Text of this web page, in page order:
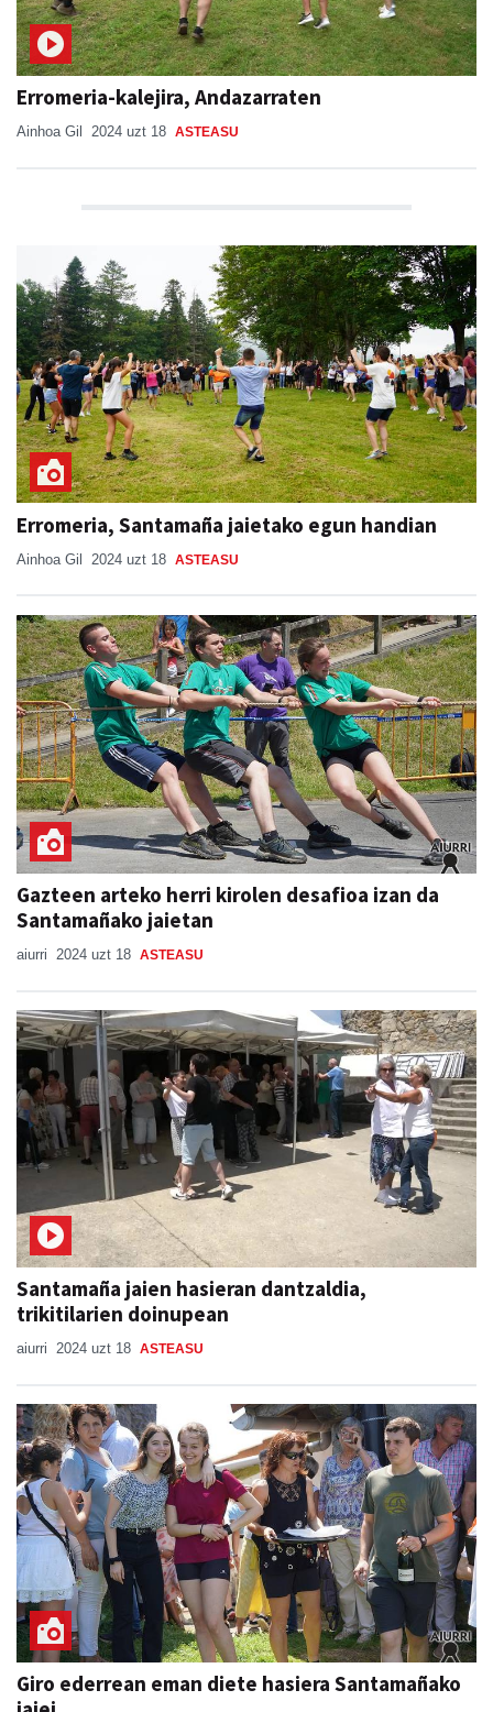
Erromeria-kalejira, Andazarraten
Ainhoa Gil 2024 uzt 18 ASTEASU
Erromeria, Santamaña jaietako egun handian
Ainhoa Gil 2024 uzt 18 ASTEASU
Gazteen arteko herri kirolen desafioa izan da
Santamañako jaietan
aiurri 2024 uzt 18 ASTEASU
Santamaña jaien hasieran dantzaldia,
trikitilarien doinupean
aiurri 2024 uzt 18 ASTEASU
Giro ederrean eman diete hasiera Santamañako